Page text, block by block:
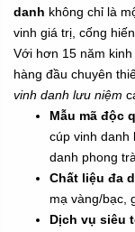
danh không chỉ là
vinh giá trị, cống
Với hơn 15 năm
hàng đầu chuyên
vinh danh lưu niệm
Mẫu mã độc
cúp vinh danh
danh phong
Chất liệu đa
mạ vàng/bạc,
Dịch vụ siêu